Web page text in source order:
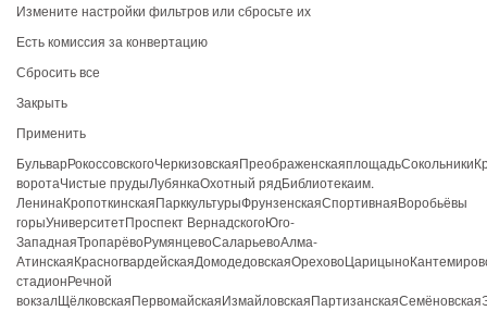
Измените настройки фильтров или сбросьте их
Есть комиссия за конвертацию
Сбросить все
Закрыть
Применить
воротаЧистые прудыЛубянкаОхотный рядБиблиотекаим.
ЛенинаКропоткинскаяПарккультурыФрунзенскаяСпортивнаяВоробьёвы
горыУниверситетПроспект ВернадскогоЮго-
ЗападнаяТропарёвоРумянцевоСаларьевоАлма-
стадионРечной